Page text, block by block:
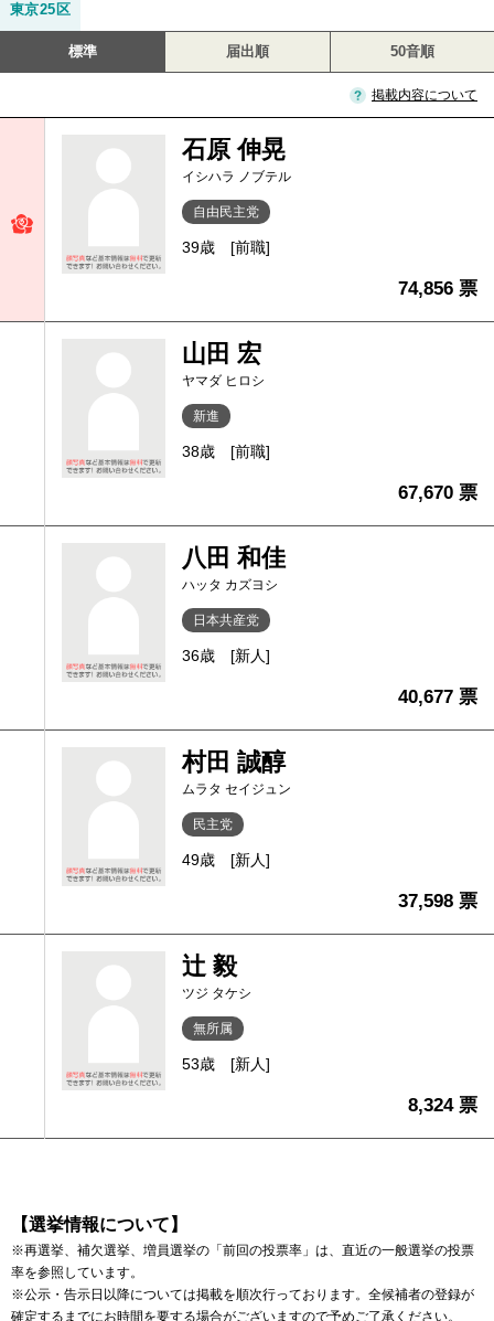
東京25区
標準 届出順 50音順
掲載内容について
石原 伸晃
イシハラ ノブテル
自由民主党
39歳 [前職]
74,856 票
山田 宏
ヤマダ ヒロシ
新進
38歳 [前職]
67,670 票
八田 和佳
ハッタ カズヨシ
日本共産党
36歳 [新人]
40,677 票
村田 誠醇
ムラタ セイジュン
民主党
49歳 [新人]
37,598 票
辻 毅
ツジ タケシ
無所属
53歳 [新人]
8,324 票
【選挙情報について】
※再選挙、補欠選挙、増員選挙の「前回の投票率」は、直近の一般選挙の投票
率を参照しています。
※公示・告示日以降については掲載を順次行っております。全候補者の登録が
確定するまでにお時間を要する場合がございますので予めご了承ください。